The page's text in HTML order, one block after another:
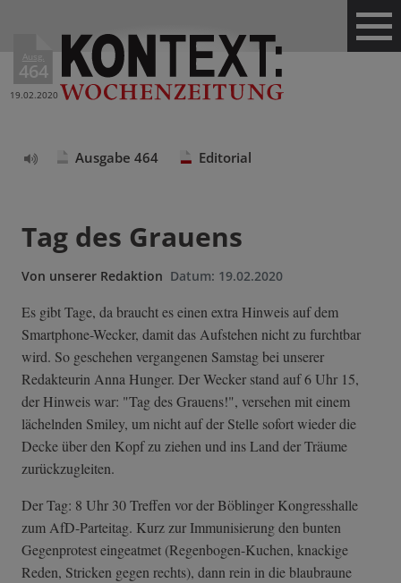
Ausg.
464
19.02.2020
Ausgabe 464 Editorial
Tag des Grauens
Von unserer Redaktion Datum: 19.02.2020
Es gibt Tage, da braucht es einen extra Hinweis auf dem
Smartphone-Wecker, damit das Aufstehen nicht zu furchtbar
wird. So geschehen vergangenen Samstag bei unserer
Redakteurin Anna Hunger. Der Wecker stand auf 6 Uhr 15,
der Hinweis war: "Tag des Grauens!", versehen mit einem
lächelnden Smiley, um nicht auf der Stelle sofort wieder die
Decke über den Kopf zu ziehen und ins Land der Träume
zurückzugleiten.
Der Tag: 8 Uhr 30 Treffen vor der Böblinger Kongresshalle
zum AfD-Parteitag. Kurz zur Immunisierung den bunten
Gegenprotest eingeatmet (Regenbogen-Kuchen, knackige
Reden, Stricken gegen rechts), dann rein in die blaubraune